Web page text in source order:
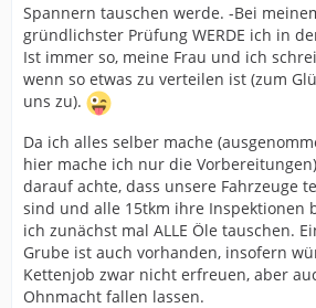
Spannern tauschen werde. -Bei
gründlichster Prüfung WERDE ich in
Ist immer so, meine Frau und ich
wenn so etwas zu verteilen ist (zum
uns zu).
Da ich alles selber mache
hier mache ich nur die
darauf achte, dass unsere Fahrzeuge
sind und alle 15tkm ihre Inspektionen
ich zunächst mal ALLE Öle tauschen.
Grube ist auch vorhanden, insofern
Kettenjob zwar nicht erfreuen, aber
Ohnmacht fallen lassen.